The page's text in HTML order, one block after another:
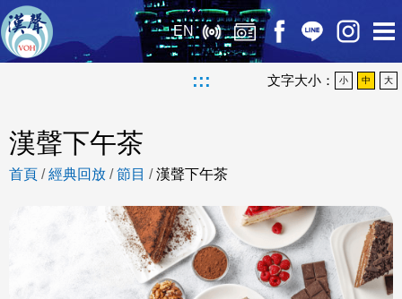
EN
::: 文字大小： 小 中 大
漢聲下午茶
首頁 /經典回放 /節目 /漢聲下午茶